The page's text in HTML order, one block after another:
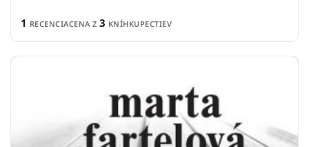
1 RECENCIACENA Z 3 KNÍHKUPECTIEV